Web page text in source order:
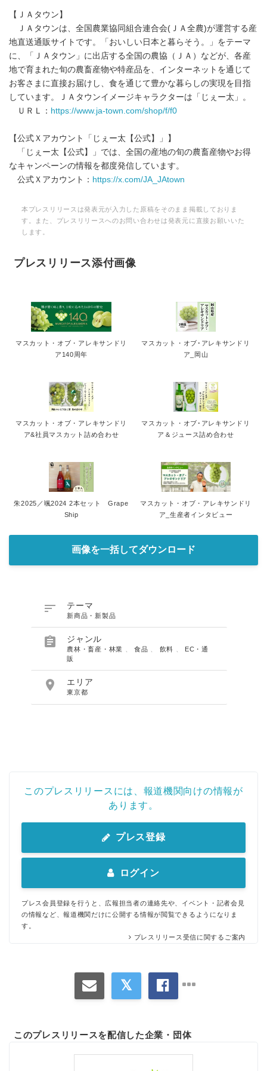
【ＪＡタウン】
ＪＡタウンは、全国農業協同組合連合会(ＪＡ全農)が運営する産
地直送通販サイトです。「おいしい日本と暮らそう。」をテーマ
に、「ＪＡタウン」に出店する全国の農協（ＪＡ）などが、各産
地で育まれた旬の農畜産物や特産品を、インターネットを通じて
お客さまに直接お届けし、食を通じて豊かな暮らしの実現を目指
しています。ＪＡタウンイメージキャラクターは「じぇー太」。
ＵＲＬ： https://www.ja-town.com/shop/f/f0
【公式Ｘアカウント「じぇー太【公式】」】
「じぇー太【公式】」では、全国の産地の旬の農畜産物やお得
なキャンペーンの情報を都度発信しています。
公式Ｘアカウント： https://x.com/JA_JAtown
本プレスリリースは発表元が入力した原稿をそのまま掲載しておりま
す。また、プレスリリースへのお問い合わせは発表元に直接お願いいた
します。
プレスリリース添付画像
マスカット・オブ・アレキサンドリ
ア140周年
マスカット・オブ･アレキサンドリ
ア_岡山
マスカット・オブ・アレキサンドリ
ア&社員マスカット詰め合わせ
マスカット・オブ･アレキサンドリ
ア＆ジュース詰め合わせ
朱2025／颯2024 2本セット Grape
Ship
マスカット・オブ・アレキサンドリ
ア_生産者インタビュー
画像を一括してダウンロード
 テーマ
新商品・新製品
 ジャンル
農林・畜産・林業 、食品 飲料
EC・通
販
 エリア
東京都
このプレスリリースには、報道機関向けの情報が
あります。
プレス登録
ログイン
プレス会員登録を行うと、広報担当者の連絡先や、イベント・記者会見
の情報など、報道機関だけに公開する情報が閲覧できるようになりま
す。
プレスリリース受信に関するご案内
このプレスリリースを配信した企業・団体